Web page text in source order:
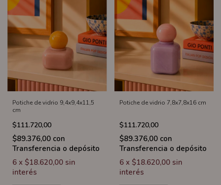
Potiche de vidrio 9,4x9,4x11,5
cm
$111.720,00
$89.376,00 con
Transferencia o depósito
6 x $18.620,00 sin
interés
Potiche de vidrio 7,8x7,8x16 cm
$111.720,00
$89.376,00 con
Transferencia o depósito
6 x $18.620,00 sin
interés